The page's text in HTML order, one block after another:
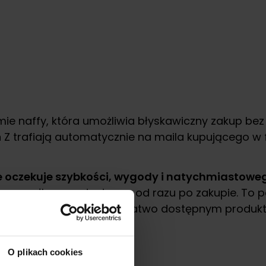
O plikach cookies
naffy, która umożliwia błyskawiczny zakup
trafiają automatycznie na maila kupującego
szybkości, wygody i
- są dostępne od razu po zakupie. To
stają się atrakcyjnym i łatwo dostępnym
offline